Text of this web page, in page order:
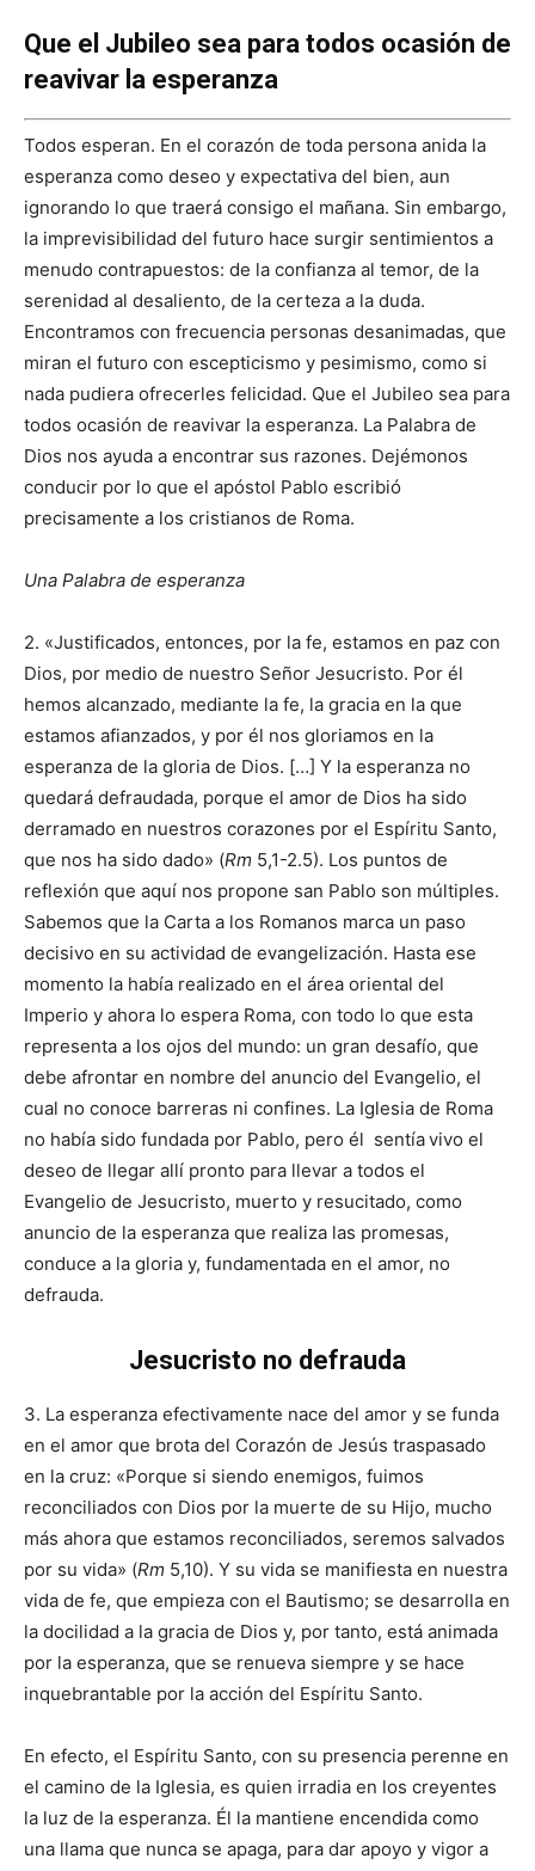
Que el Jubileo sea para todos ocasión de
reavivar la esperanza
Todos esperan. En el corazón de toda persona anida la
esperanza como deseo y expectativa del bien, aun
ignorando lo que traerá consigo el mañana. Sin embargo,
la imprevisibilidad del futuro hace surgir sentimientos a
menudo contrapuestos: de la confianza al temor, de la
serenidad al desaliento, de la certeza a la duda.
Encontramos con frecuencia personas desanimadas, que
miran el futuro con escepticismo y pesimismo, como si
nada pudiera ofrecerles felicidad. Que el Jubileo sea para
todos ocasión de reavivar la esperanza. La Palabra de
Dios nos ayuda a encontrar sus razones. Dejémonos
conducir por lo que el apóstol Pablo escribió
precisamente a los cristianos de Roma.
Una Palabra de esperanza
2. «Justificados, entonces, por la fe, estamos en paz con
Dios, por medio de nuestro Señor Jesucristo. Por él
hemos alcanzado, mediante la fe, la gracia en la que
estamos afianzados, y por él nos gloriamos en la
esperanza de la gloria de Dios. […] Y la esperanza no
quedará defraudada, porque el amor de Dios ha sido
derramado en nuestros corazones por el Espíritu Santo,
que nos ha sido dado» (Rm 5,1-2.5). Los puntos de
reflexión que aquí nos propone san Pablo son múltiples.
Sabemos que la Carta a los Romanos marca un paso
decisivo en su actividad de evangelización. Hasta ese
momento la había realizado en el área oriental del
Imperio y ahora lo espera Roma, con todo lo que esta
representa a los ojos del mundo: un gran desafío, que
debe afrontar en nombre del anuncio del Evangelio, el
cual no conoce barreras ni confines. La Iglesia de Roma
no había sido fundada por Pablo, pero él sentíavivo el
deseo de llegar allí pronto para llevar a todos el
Evangelio de Jesucristo, muerto y resucitado, como
anuncio de la esperanza que realiza las promesas,
conduce a la gloria y, fundamentada en el amor, no
defrauda.
Jesucristo no defrauda
3. La esperanza efectivamente nace del amor y se funda
en el amor que brota del Corazón de Jesús traspasado
en la cruz: «Porque si siendo enemigos, fuimos
reconciliados con Dios por la muerte de su Hijo, mucho
más ahora que estamos reconciliados, seremos salvados
por su vida» (Rm 5,10). Y su vida se manifiesta en nuestra
vida de fe, que empieza con el Bautismo; se desarrolla en
la docilidad a la gracia de Dios y, por tanto, está animada
por la esperanza, que se renueva siempre y se hace
inquebrantable por la acción del Espíritu Santo.
En efecto, el Espíritu Santo, con su presencia perenne en
el camino de la Iglesia, es quien irradia en los creyentes
la luz de la esperanza. Él la mantiene encendida como
una llama que nunca se apaga, para dar apoyo y vigor a